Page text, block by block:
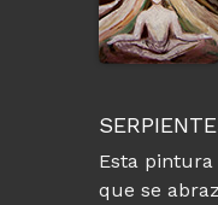
Esta
que se